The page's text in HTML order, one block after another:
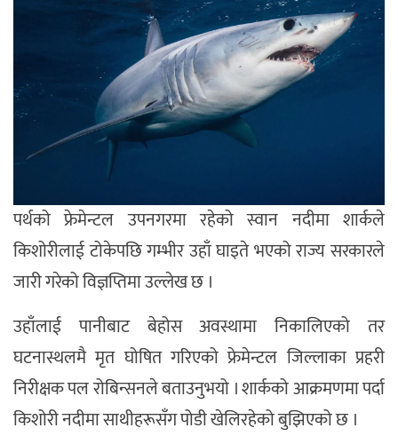
पर्थको फ्रेमेन्टल उपनगरमा रहेको स्वान नदीमा शार्कले
किशोरीलाई टोकेपछि गम्भीर उहाँ घाइते भएको राज्य सरकारले
जारी गरेको विज्ञप्तिमा उल्लेख छ ।
उहाँलाई पानीबाट बेहोस अवस्थामा निकालिएको तर
घटनास्थलमै मृत घोषित गरिएको फ्रेमेन्टल जिल्लाका प्रहरी
निरीक्षक पल रोबिन्सनले बताउनुभयो । शार्कको आक्रमणमा पर्दा
किशोरी नदीमा साथीहरूसँग पोडी खेलिरहेको बुझिएको छ ।